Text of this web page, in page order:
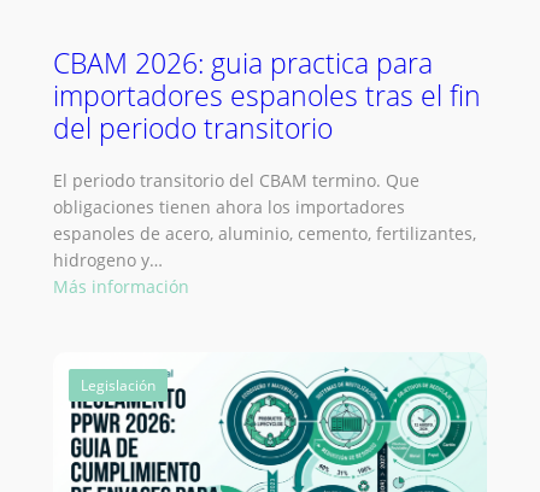
CBAM 2026: guia practica para
importadores espanoles tras el fin
del periodo transitorio
El periodo transitorio del CBAM termino. Que
obligaciones tienen ahora los importadores
espanoles de acero, aluminio, cemento, fertilizantes,
hidrogeno y…
Más información:
practica
para
importadores
espanoles
Legislación